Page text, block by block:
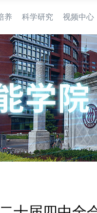
养 科学研究 视频中心